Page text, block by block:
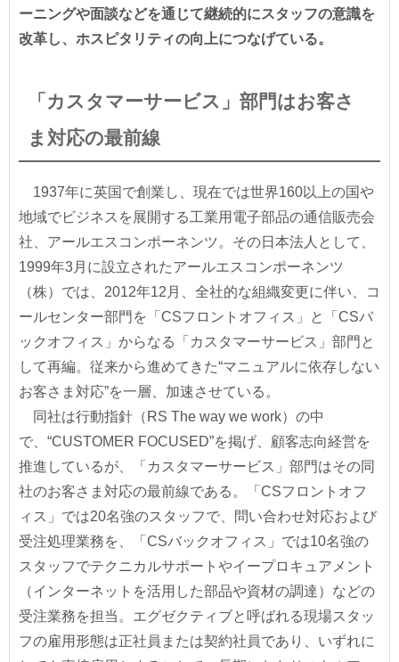
ーニングや面談などを通じて継続的にスタッフの意識を
改革し、ホスピタリティの向上につなげている。
「カスタマーサービス」部門はお客さ
ま対応の最前線
1937年に英国で創業し、現在では世界160以上の国や
地域でビジネスを展開する工業用電子部品の通信販売会
社、アールエスコンポーネンツ。その日本法人として、
1999年3月に設立されたアールエスコンポーネンツ
（株）では、2012年12月、全社的な組織変更に伴い、コ
ールセンター部門を「CSフロントオフィス」と「CSバ
ックオフィス」からなる「カスタマーサービス」部門と
して再編。従来から進めてきた“マニュアルに依存しない
お客さま対応”を一層、加速させている。
同社は行動指針（RS The way we work）の中
で、“CUSTOMER FOCUSED”を掲げ、顧客志向経営を
推進しているが、「カスタマーサービス」部門はその同
社のお客さま対応の最前線である。「CSフロントオフ
ィス」では20名強のスタッフで、問い合わせ対応および
受注処理業務を、「CSバックオフィス」では10名強の
スタッフでテクニカルサポートやイープロキュアメント
（インターネットを活用した部品や資材の調達）などの
受注業務を担当。エグゼクティブと呼ばれる現場スタッ
フの雇用形態は正社員または契約社員であり、いずれに